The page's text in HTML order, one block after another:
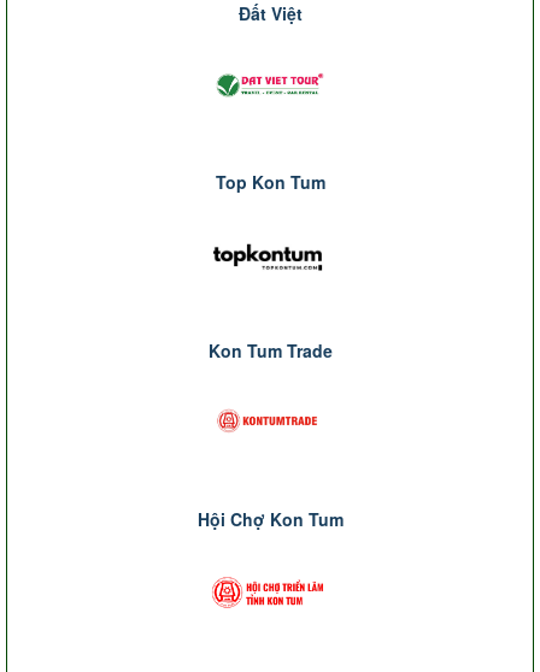
Đất Việt
Top Kon Tum
Kon Tum Trade
Hội Chợ Kon Tum